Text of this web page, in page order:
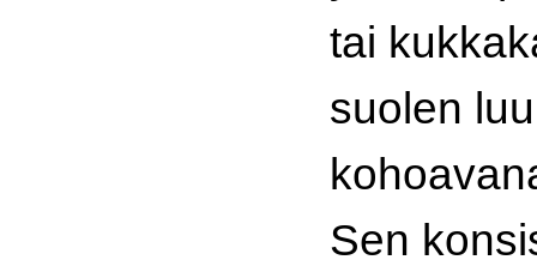
tai
suolen
Sen